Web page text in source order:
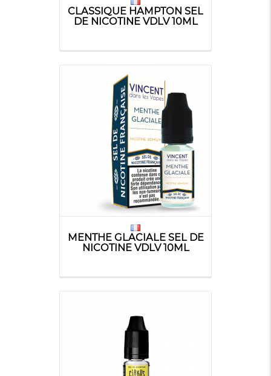
CLASSIQUE HAMPTON SEL
DE NICOTINE VDLV 10ML
MENTHE GLACIALE SEL DE
NICOTINE VDLV 10ML